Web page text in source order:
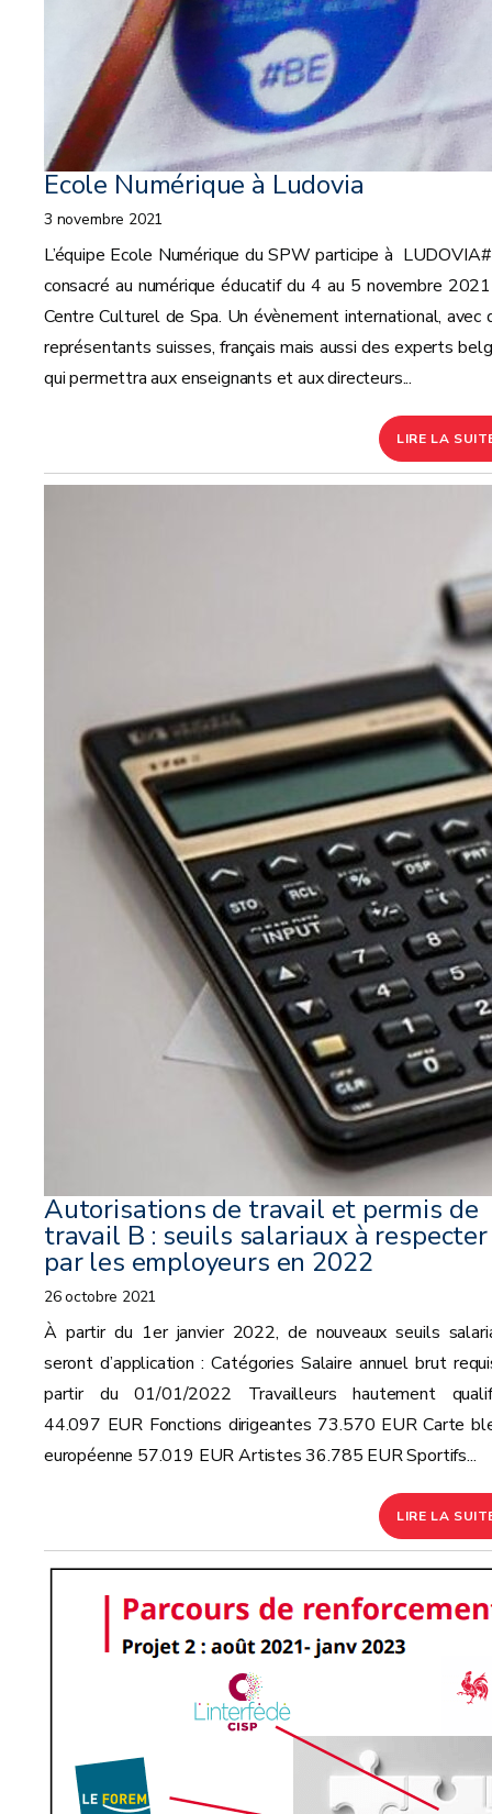
Ecole Numérique à Ludovia
3 novembre 2021
L’équipe Ecole Numérique du SPW participe à
consacré au numérique éducatif du 4 au 5 novembre
Centre Culturel de Spa. Un évènement international, avec
représentants suisses, français mais aussi des experts
qui permettra aux enseignants et aux directeurs...
LIRE LA
Autorisations de travail et permis de
travail B : seuils salariaux à respecter
par les employeurs en 2022
26 octobre 2021
À partir du 1er janvier 2022, de nouveaux seuils
seront d’application : Catégories Salaire annuel brut
partir du 01/01/2022 Travailleurs hautement
44.097 EUR Fonctions dirigeantes 73.570 EUR Carte
européenne 57.019 EUR Artistes 36.785 EUR Sportifs...
LIRE LA